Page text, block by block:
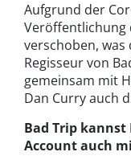
Aufgrund der
Veröffentlichung
verschoben, was
Regisseur von
gemeinsam mit
Dan Curry auch
Bad Trip
Account auch